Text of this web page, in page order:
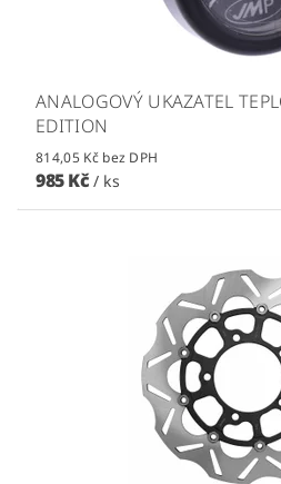
ANALOGOVÝ UKAZATEL
EDITION
814,05 Kč bez DPH
985 Kč / ks